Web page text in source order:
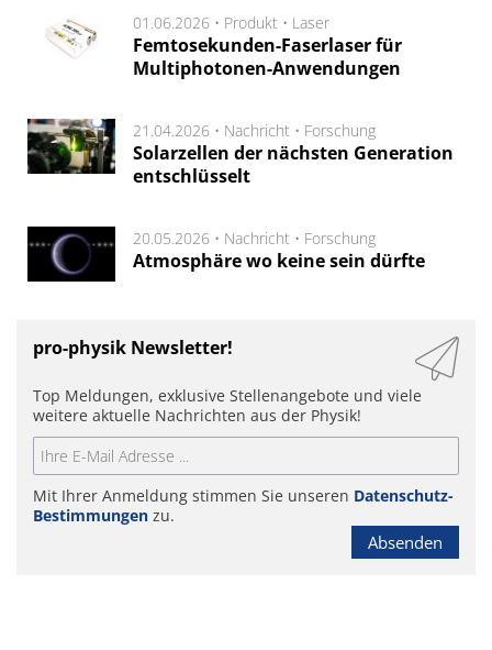
01.06.2026 • Produkt • Laser
Femtosekunden-Faserlaser für
Multiphotonen-Anwendungen
21.04.2026 • Nachricht • Forschung
Solarzellen der nächsten Generation
entschlüsselt
20.05.2026 • Nachricht • Forschung
Atmosphäre wo keine sein dürfte
pro-physik Newsletter!
Top Meldungen, exklusive Stellenangebote und viele
weitere aktuelle Nachrichten aus der Physik!
Mit Ihrer Anmeldung stimmen Sie unseren Datenschutz-
Bestimmungen zu.
Absenden